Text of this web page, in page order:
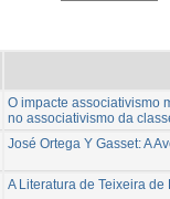
O impacte associativismo
no associativismo da
José Ortega Y Gasset: A
A Literatura de Teixeira de